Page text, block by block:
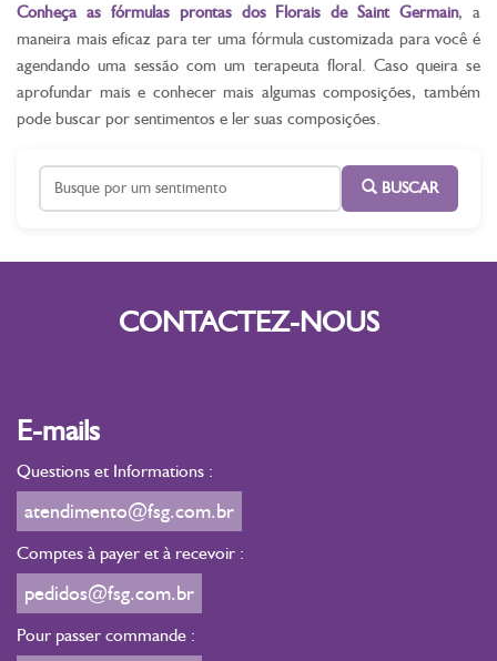
Conheça as fórmulas prontas dos Florais de Saint Germain, a
maneira mais eficaz para ter uma fórmula customizada para você é
agendando uma sessão com um terapeuta floral. Caso queira se
aprofundar mais e conhecer mais algumas composições, também
pode buscar por sentimentos e ler suas composições.
BUSCAR
CONTACTEZ-NOUS
E-mails
Questions et Informations :
atendimento@fsg.com.br
Comptes à payer et à recevoir :
pedidos@fsg.com.br
Pour passer commande :